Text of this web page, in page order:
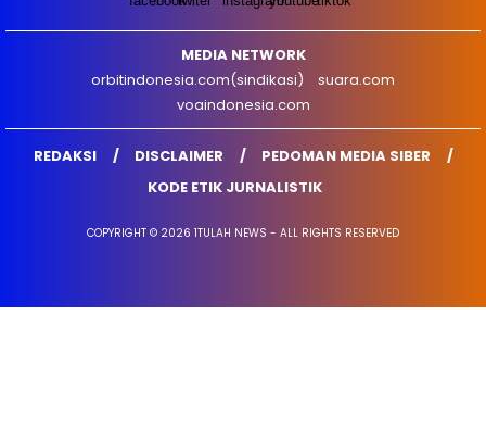
MEDIA NETWORK
orbitindonesia.com(sindikasi)
suara.com
voaindonesia.com
REDAKSI DISCLAIMER
PEDOMAN MEDIA SIBER
KODE ETIK JURNALISTIK
COPYRIGHT © 2026 1TULAH NEWS - ALL RIGHTS RESERVED